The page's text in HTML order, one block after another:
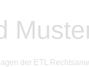
der ETL